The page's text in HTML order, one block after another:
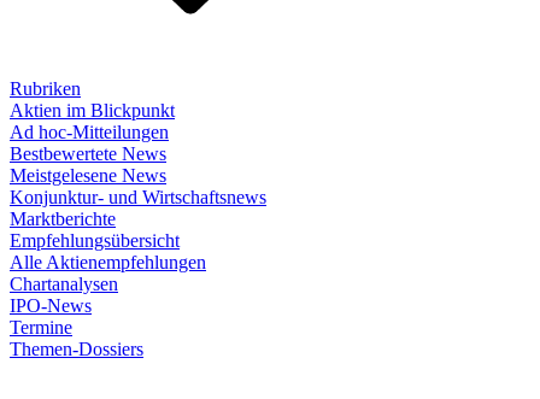
Rubriken
Aktien im Blickpunkt
Ad hoc-Mitteilungen
Bestbewertete News
Meistgelesene News
Konjunktur- und Wirtschaftsnews
Marktberichte
Empfehlungsübersicht
Alle Aktienempfehlungen
Chartanalysen
IPO-News
Termine
Themen-Dossiers